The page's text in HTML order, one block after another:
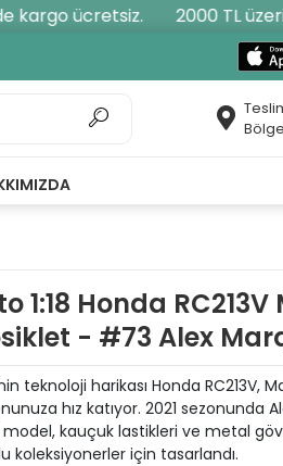
ücretsiz. 2000 TL
1:18 Honda
- #73 Alex
teknoloji harikası Honda RC213V,
hız katıyor. 2021 sezonunda
kauçuk lastikleri ve metal
koleksiyonerler için tasarlandı.